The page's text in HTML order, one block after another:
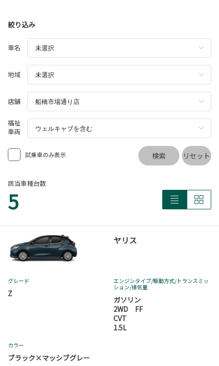
絞り込み
車名
地域
店舗
福祉
車両
試乗車のみ表示 検索 リセット
該当車種台数
5
ヤリス
グレード
Z
エンジンタイプ/駆動方式/トランスミッ
ション/排気量
ガソリン
2WD FF
CVT
1.5L
カラー
ブラック×マッシブグレー